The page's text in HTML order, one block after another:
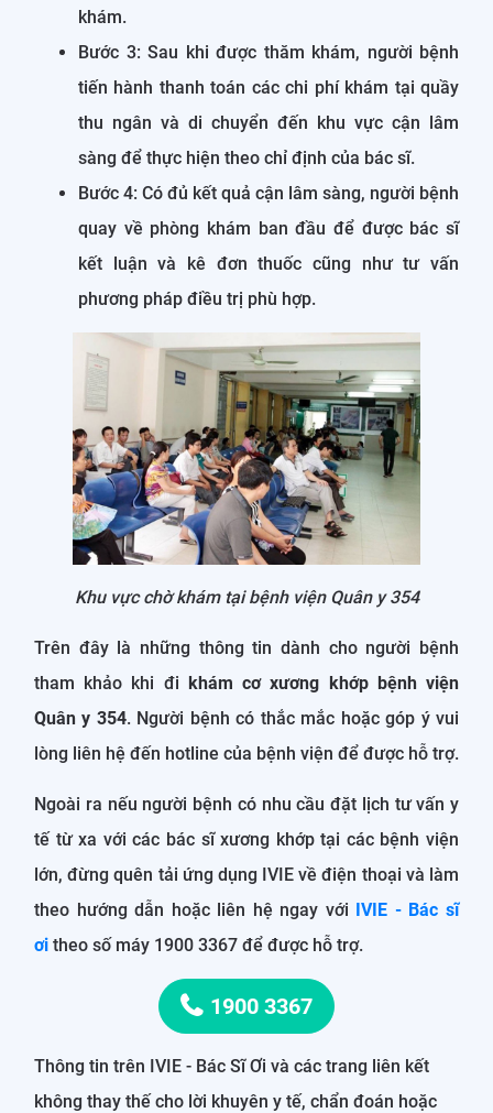
khám.
Bước 3: Sau khi được thăm khám, người bệnh
tiến hành thanh toán các chi phí khám tại quầy
thu ngân và di chuyển đến khu vực cận lâm
sàng để thực hiện theo chỉ định của bác sĩ.
Bước 4: Có đủ kết quả cận lâm sàng, người bệnh
quay về phòng khám ban đầu để được bác sĩ
kết luận và kê đơn thuốc cũng như tư vấn
phương pháp điều trị phù hợp.
Khu vực chờ khám tại bệnh viện Quân y 354
Trên đây là những thông tin dành cho người bệnh
tham khảo khi đi khám cơ xương khớp bệnh viện
Quân y 354. Người bệnh có thắc mắc hoặc góp ý vui
lòng liên hệ đến hotline của bệnh viện để được hỗ trợ.
Ngoài ra nếu người bệnh có nhu cầu đặt lịch tư vấn y
tế từ xa với các bác sĩ xương khớp tại các bệnh viện
lớn, đừng quên tải ứng dụng IVIE về điện thoại và làm
theo hướng dẫn hoặc liên hệ ngay với IVIE - Bác sĩ
ơi theo số máy 1900 3367 để được hỗ trợ.
1900 3367
Thông tin trên IVIE - Bác Sĩ Ơi và các trang liên kết
không thay thế cho lời khuyên y tế, chẩn đoán hoặc